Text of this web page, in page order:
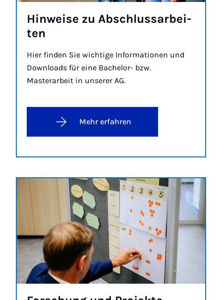
Hin­wei­se zu Ab­schluss­a­r­bei­
ten
Hier finden Sie wichtige Informationen und
Downloads für eine Bachelor- bzw.
Masterarbeit in unserer AG.
Mehr erfahren